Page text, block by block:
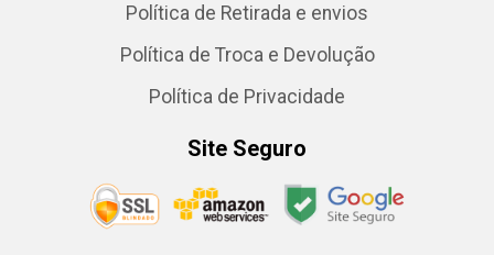
Política de Retirada e envios
Política de Troca e Devolução
Política de Privacidade
Site Seguro